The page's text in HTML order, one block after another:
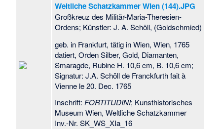
Weltliche Schatzkammer Wien (144).JPG
Großkreuz des Militär-Maria-Theresien-
Ordens; Künstler: J. A. Schöll, (Goldschmied)
geb. in Frankfurt, tätig in Wien, Wien, 1765
datiert, Orden Silber, Gold, Diamanten,
Smaragde, Rubine H. 10,6 cm, B. 10,6 cm;
Signatur: J.A. Schöll de Franckfurth fait à
Vienne le 20. Dec. 1765
Inschrift: FORTITUDINI; Kunsthistorisches
Museum Wien, Weltliche Schatzkammer
Inv.-Nr. SK_WS_XIa_16